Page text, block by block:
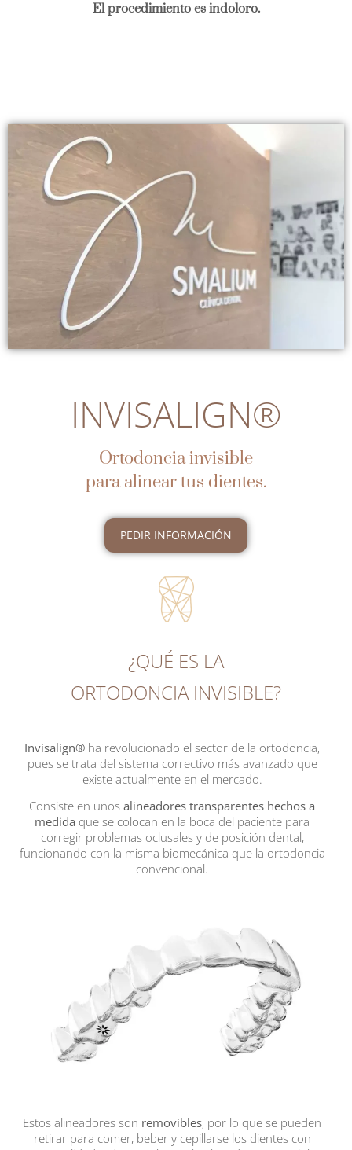
El procedimiento es indoloro.
INVISALIGN®
Ortodoncia invisible
para alinear tus dientes.
PEDIR INFORMACIÓN
¿QUÉ ES LA
ORTODONCIA INVISIBLE?
Invisalign® ha revolucionado el sector de la ortodoncia,
pues se trata del sistema correctivo más avanzado que
existe actualmente en el mercado.
Consiste en unosalineadores transparentes hechos a
medida que se colocan en la boca del paciente para
corregir problemas oclusales y de posición dental,
funcionando con la misma biomecánica que la ortodoncia
convencional.
Estos alineadores son removibles, por lo que se pueden
retirar para comer, beber y cepillarse los dientes con